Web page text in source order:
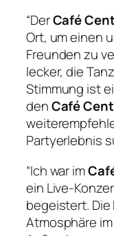
“DerCafé
Ort, um einen
Freunden zu
lecker, die
Stimmung ist
denCafé
Partyerlebnis
“Ich war im
ein Live-
begeistert. Die
Atmosphäre